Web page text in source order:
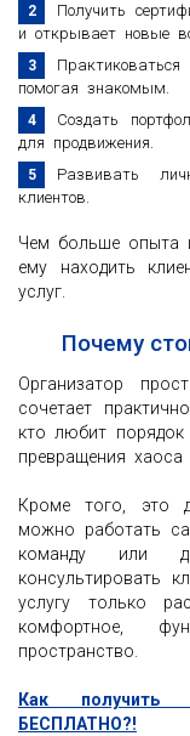
Получить
и открывает новые
помогая знакомым.
Создать
для продвижения.
Развивать
клиентов.
Чем больше опыта
ему находить
услуг.
Почему
Организатор
сочетает
кто любит порядок
превращения
Кроме того, это
можно работать
команду или
консультировать
услугу только
комфортное,
пространство.
Как получить
БЕСПЛАТНО?!